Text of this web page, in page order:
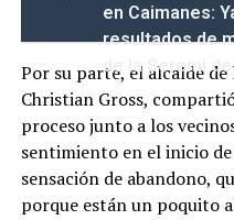
en Caimanes:
resultados de
de la Seremi de
Por su parte, el alcalde
Christian Gross,
proceso junto a los
sentimiento en el inicio
sensación de abandono,
porque están un poquito